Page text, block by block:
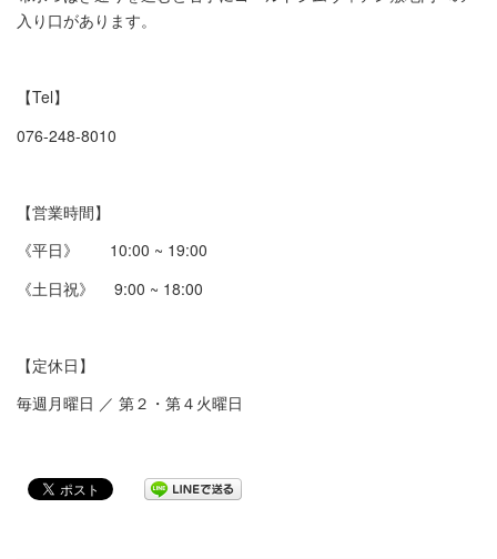
入り口があります。
【Tel】
076-248-8010
【営業時間】
《平日》 10:00 ~ 19:00
《土日祝》 9:00 ~ 18:00
【定休日】
毎週月曜日 ／ 第２・第４火曜日